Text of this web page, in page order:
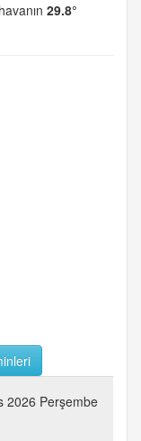
29.8°
2026 Perşembe